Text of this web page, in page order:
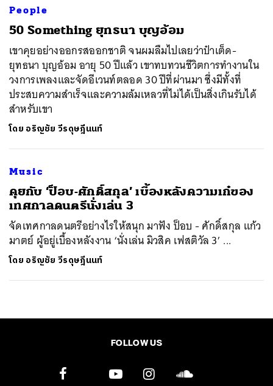
People
50 Something ยุทธนา บุญอ้อม
เขาคุยอย่างออกรสออกชาติ จนผมลืมไปเลยว่าป๋าเต็ด-
ยุทธนา บุญอ้อม อายุ 50 ปีแล้ว เขาทบทวนชีวิตการทำงานใน
วงการเพลงและจัดอีเวนท์ตลอด 30 ปีที่ผ่านมา ซึ่งมีทั้งที่
ประสบความสำเร็จและความล้มเหลวที่ไม่ได้เป็นสิ่งเกินรับได้
สำหรับเขา
โดย อริญชัย วีรดุษฎีนนท์
Music
​คุยกับ ‘ป็อบ-ศักดิ์สกุล’ เบื้องหลังความเก๋ของ
เทศกาลดนตรีนั่งเล่น 3
จัดเทศกาลดนตรีอย่างไรให้สนุก มาฟัง ป็อบ - ศักดิ์สกุล แก้ว
มาตย์ ผู้อยู่เบื้องหลังงาน ‘นั่งเล่น มิวสิค เฟสติวัล 3’ ...
โดย อริญชัย วีรดุษฎีนนท์
FOLLOW US